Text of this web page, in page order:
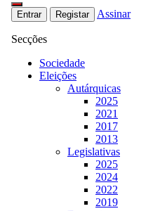
Entrar Registar Assinar
Secções
Sociedade
Eleições
Autárquicas
2025
2021
2017
2013
Legislativas
2025
2024
2022
2019